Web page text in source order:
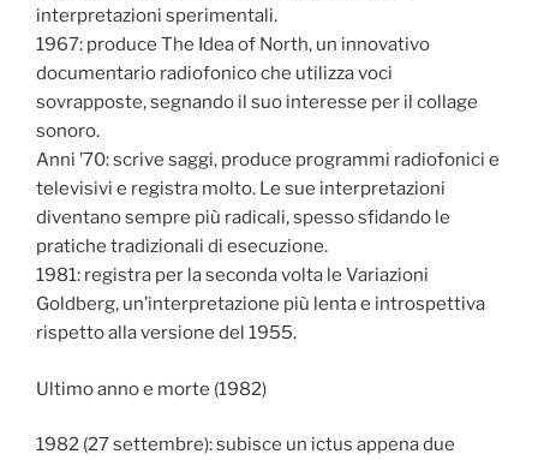
interpretazioni sperimentali.
1967: produce The Idea of North, un innovativo
documentario radiofonico che utilizza voci
sovrapposte, segnando il suo interesse per il collage
sonoro.
Anni ’70: scrive saggi, produce programmi radiofonici e
televisivi e registra molto. Le sue interpretazioni
diventano sempre più radicali, spesso sfidando le
pratiche tradizionali di esecuzione.
1981: registra per la seconda volta le Variazioni
Goldberg, un’interpretazione più lenta e introspettiva
rispetto alla versione del 1955.
Ultimo anno e morte (1982)
1982 (27 settembre): subisce un ictus appena due